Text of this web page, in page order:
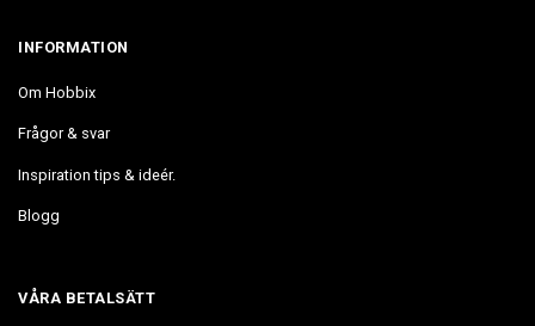
INFORMATION
Om Hobbix
Frågor & svar
Inspiration tips & ideér.
Blogg
VÅRA BETALSÄTT